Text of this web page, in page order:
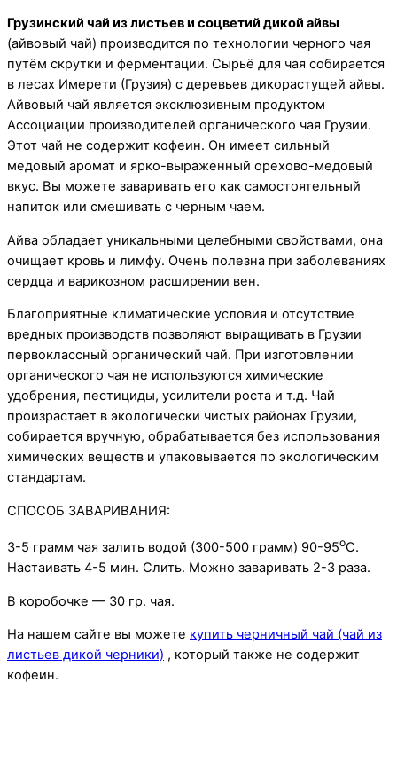
Грузинский чай из листьев и соцветий дикой айвы
(айвовый чай) производится по технологии черного чая
путём скрутки и ферментации. Сырьё для чая собирается
в лесах Имерети (Грузия) с деревьев дикорастущей айвы.
Айвовый чай является эксклюзивным продуктом
Ассоциации производителей органического чая Грузии.
Этот чай не содержит кофеин. Он имеет сильный
медовый аромат и ярко-выраженный орехово-медовый
вкус. Вы можете заваривать его как самостоятельный
напиток или смешивать с черным чаем.
Айва обладает уникальными целебными свойствами, она
очищает кровь и лимфу. Очень полезна при заболеваниях
сердца и варикозном расширении вен.
Благоприятные климатические условия и отсутствие
вредных производств позволяют выращивать в Грузии
первоклассный органический чай. При изготовлении
органического чая не используются химические
удобрения, пестициды, усилители роста и т.д. Чай
произрастает в экологически чистых районах Грузии,
собирается вручную, обрабатывается без использования
химических веществ и упаковывается по экологическим
стандартам.
СПОСОБ ЗАВАРИВАНИЯ:
3-5 грамм чая залить водой (300-500 грамм) 90-95oC.
Настаивать 4-5 мин. Слить. Можно заваривать 2-3 раза.
В коробочке — 30 гр. чая.
На нашем сайте вы можете купить черничный чай (чай из
листьев дикой черники) , который также не содержит
кофеин.